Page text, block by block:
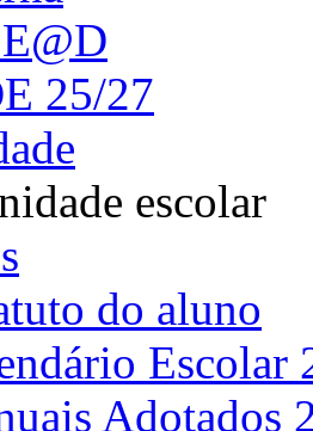
25/27
escolar
do aluno
Escolar
Adotados